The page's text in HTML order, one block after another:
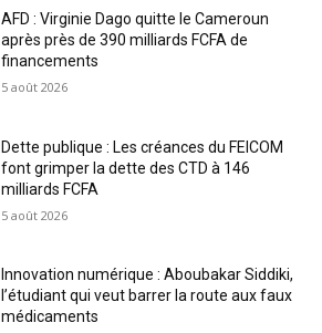
AFD : Virginie Dago quitte le Cameroun
après près de 390 milliards FCFA de
financements
5 août 2026
Dette publique : Les créances du FEICOM
font grimper la dette des CTD à 146
milliards FCFA
5 août 2026
Innovation numérique : Aboubakar Siddiki,
l’étudiant qui veut barrer la route aux faux
médicaments